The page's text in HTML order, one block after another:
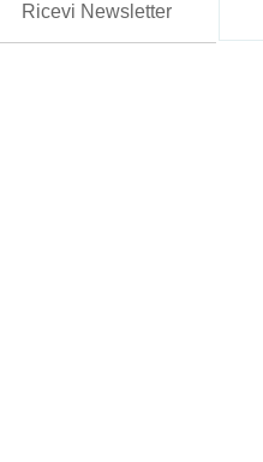
Ricevi Newsletter